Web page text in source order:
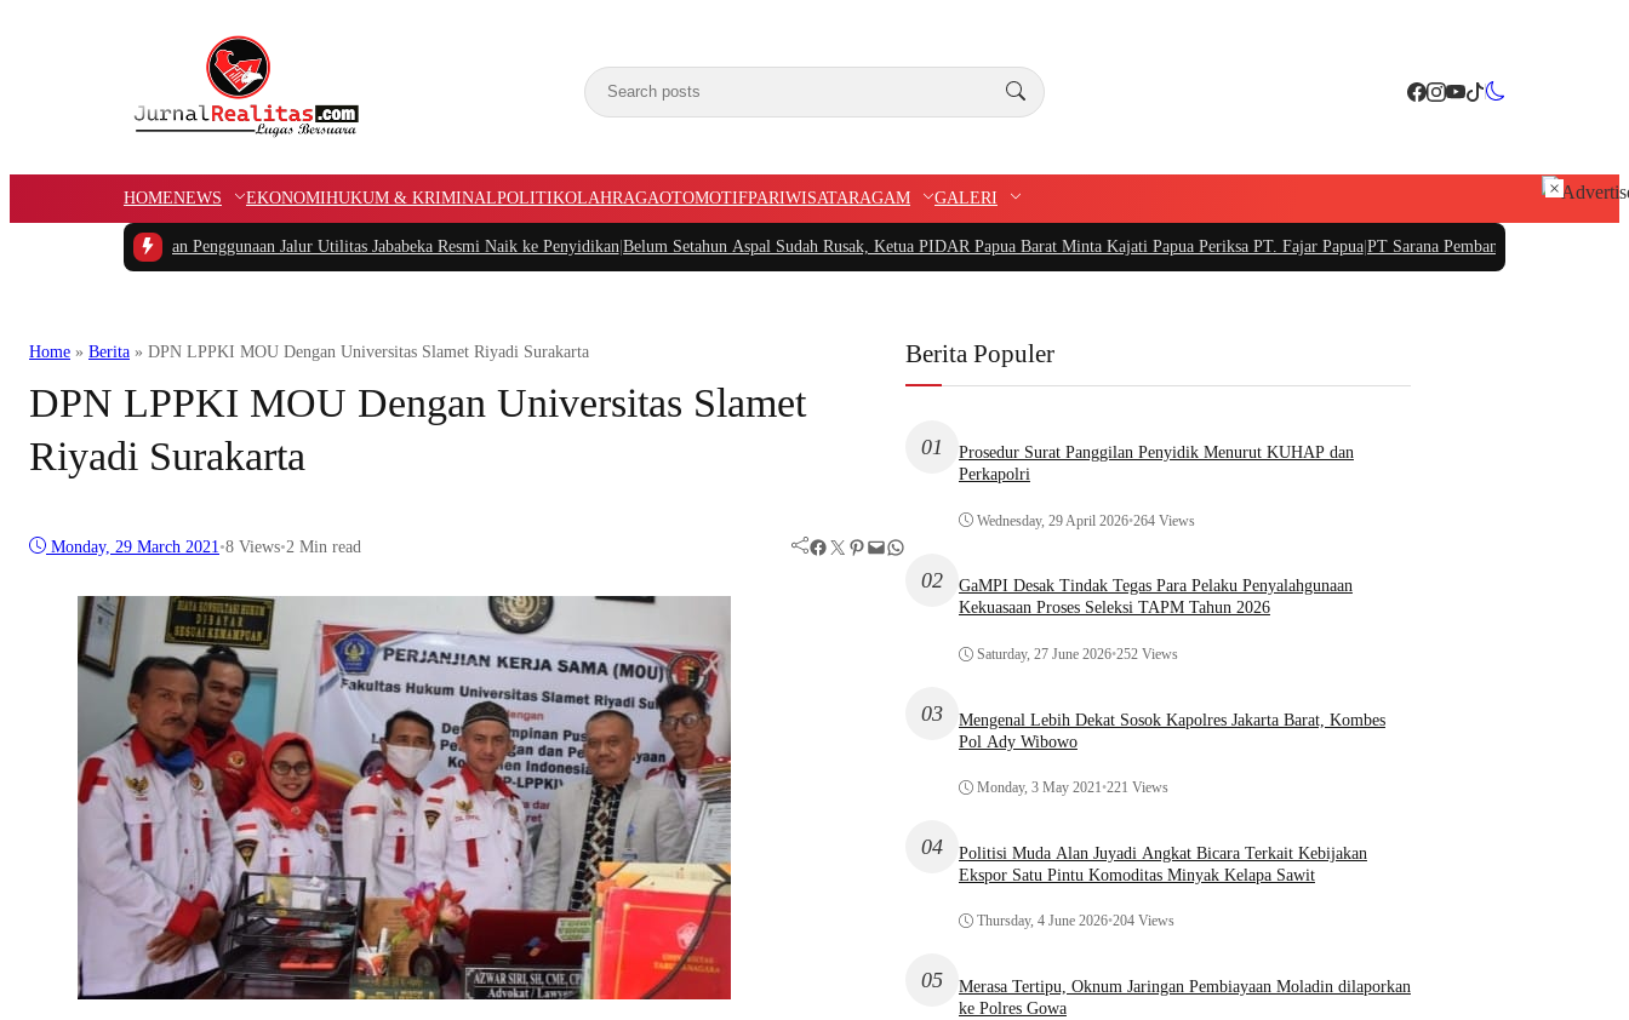
HOMENEWS EKONOMIHUKUM & KRIMINALPOLITIKOLAHRAGAOTOMOTIFPARIWISATARAGAM GALERI
Pelanggaran Penggunaan Jalur Utilitas Jababeka Resmi Naik ke Penyidikan|Belum Setahun Aspal Sudah Rusak, Ketua PIDAR Papua Barat Minta Kajati Papua Periksa PT. Fajar Papua|PT Sarana Pembangunan Bali Siapkan Investasi
Home » Berita » DPN LPPKI MOU Dengan Universitas Slamet Riyadi Surakarta
DPN LPPKI MOU Dengan Universitas Slamet
Riyadi Surakarta
Monday, 29 March 2021 •8 Views•2 Min read Facebook Twitter Pinterest Mail WhatsApp
Berita Populer
01
Prosedur Surat Panggilan Penyidik Menurut KUHAP dan
Perkapolri
Wednesday, 29 April 2026•264 Views
02
GaMPI Desak Tindak Tegas Para Pelaku Penyalahgunaan
Kekuasaan Proses Seleksi TAPM Tahun 2026
Saturday, 27 June 2026•252 Views
03
Mengenal Lebih Dekat Sosok Kapolres Jakarta Barat, Kombes
Pol Ady Wibowo
Monday, 3 May 2021•221 Views
04
Politisi Muda Alan Juyadi Angkat Bicara Terkait Kebijakan
Ekspor Satu Pintu Komoditas Minyak Kelapa Sawit
Thursday, 4 June 2026•204 Views
05
Merasa Tertipu, Oknum Jaringan Pembiayaan Moladin dilaporkan
ke Polres Gowa
×